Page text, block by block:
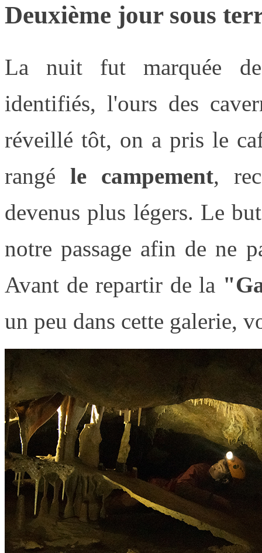
Deuxième jour sous
La nuit fut marquée de
identifiés, l'ours des
réveillé tôt, on a pris le
rangéle campement,
devenus plus légers. Le
notre passage afin de ne
Avant de repartir de la
un peu dans cette galerie,